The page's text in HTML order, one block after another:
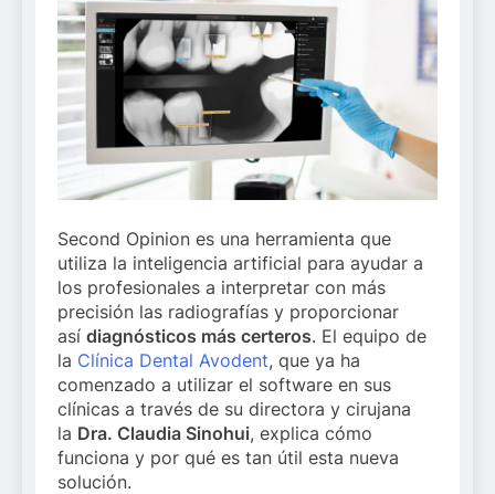
Second Opinion es una herramienta que
utiliza la inteligencia artificial para ayudar a
los profesionales a interpretar con más
precisión las radiografías y proporcionar
así diagnósticos más certeros. El equipo de
la Clínica Dental Avodent, que ya ha
comenzado a utilizar el software en sus
clínicas a través de su directora y cirujana
la Dra. Claudia Sinohui, explica cómo
funciona y por qué es tan útil esta nueva
solución.